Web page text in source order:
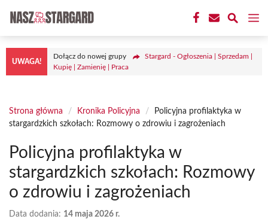
treści
UWAGA!
Dołącz do nowej grupy
Stargard - Ogłoszenia | Sprzedam |
Kupię | Zamienię | Praca
Strona główna / Kronika Policyjna /
Policyjna profilaktyka w
stargardzkich szkołach: Rozmowy o zdrowiu i zagrożeniach
Policyjna profilaktyka w
stargardzkich szkołach: Rozmowy
o zdrowiu i zagrożeniach
Data dodania: 14 maja 2026 r.